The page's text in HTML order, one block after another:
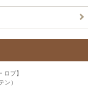
ブ】
）